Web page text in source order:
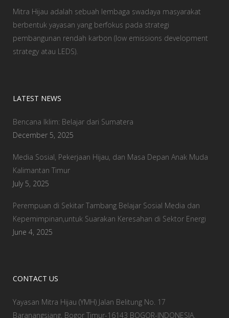
Mitra Hijau adalah sebuah lembaga swadaya masyarakat
berbentuk yayasan yang berfokus pada strategi
pembangunan rendah karbon (low emissions development
strategy atau LEDS).
LATEST NEWS
Bencana Iklim: Belajar dari Sumatera
December 5, 2025
Media Sosial, Pekerjaan Hijau, dan Masa Depan Anak Muda
Kalimantan Timur
July 5, 2025
Perempuan di Sekitar Tambang Belajar Sosial Media dan
Kepemimpinan,untuk Suarakan Keresahan di Sektor Energi
June 4, 2025
CONTACT US
Yayasan Mitra Hijau (YMH) Jalan Belitung No. 17
Baranangsiang, Bogor Timur-16143 BOGOR-INDONESIA.